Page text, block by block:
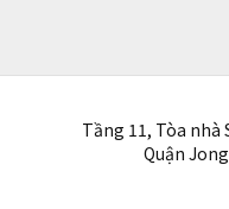
Tầng 11, Tòa nhà
Quận